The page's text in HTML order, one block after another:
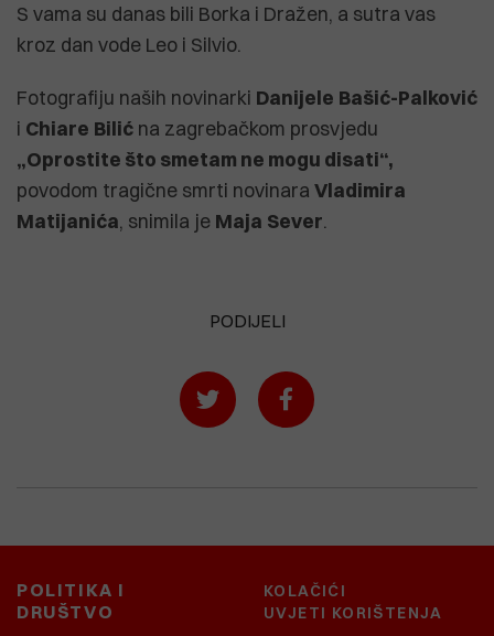
S vama su danas bili Borka i Dražen, a sutra vas
kroz dan vode Leo i Silvio.
Fotografiju naših novinarki Danijele Bašić-Palković
i Chiare Bilić na zagrebačkom prosvjedu
„Oprostite što smetam ne mogu disati“,
povodom tragične smrti novinara Vladimira
Matijanića, snimila je Maja Sever.
PODIJELI
POLITIKA I
DRUŠTVO
KOLAČIĆI
UVJETI KORIŠTENJA